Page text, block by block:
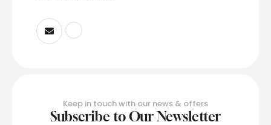
Keep in touch with our news & offers
Subscribe to Our Newsletter